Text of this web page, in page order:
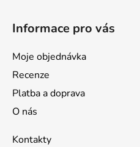
Informace pro vás
Moje objednávka
Recenze
Platba a doprava
O nás
Kontakty